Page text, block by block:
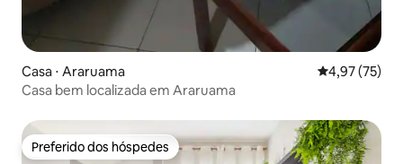
Casa ⋅ Araruama 4,97 de uma
4,97 (75)
Casa bem localizada em Araruama
Preferido dos hóspedes
Preferido dos hóspedes